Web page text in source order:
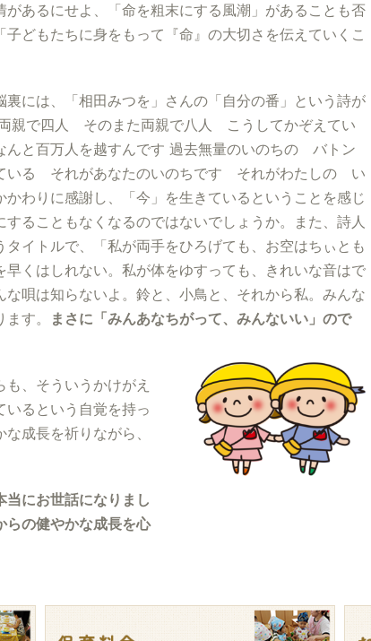
あるにせよ、「命を粗末にする風潮」があることも否
どもたちに身をもって『命』の大切さを伝えていくこ
には、「相田みつを」さんの「自分の番」という詩が
親で四人 そのまた両親で八人 こうしてかぞえてい
と百万人を越すんです 過去無量のいのちの バトン
いる それがあなたのいのちです それがわたしの い
わりに感謝し、「今」を生きているということを感じ
ることもなくなるのではないでしょうか。また、詩人
イトルで、「私が両手をひろげても、お空はちぃとも
くはしれない。私が体をゆすっても、きれいな音はで
唄は知らないよ。鈴と、小鳥と、それから私。みんな
す。
まさに「みんあなちがって、みんないい」ので
、そういうかけがえ
るという自覚を持っ
成長を祈りながら、
にお世話になりまし
らの健やかな成長を心